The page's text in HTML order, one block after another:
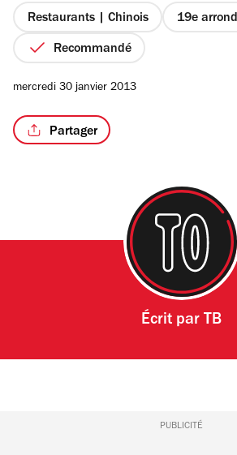
étoiles
Restaurants | Chinois 19e
Recommandé
mercredi 30 janvier 2013
Partager
Écrit par TB
PUBLICITÉ